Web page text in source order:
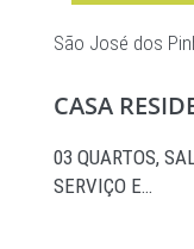
São José dos
CASA
03 QUARTOS,
SERVIÇO E…